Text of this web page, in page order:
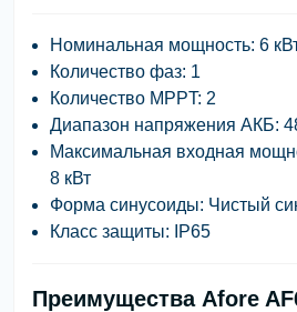
Номинальная мощность: 6
Количество фаз: 1
Количество MPPT: 2
Диапазон напряжения АКБ:
Максимальная входная
8 кВт
Форма синусоиды: Чистый
Класс защиты: IP65
Преимущества Afore